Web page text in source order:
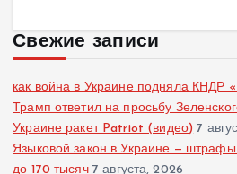
Свежие записи
как война в Украине подняла КНДР
Трамп ответил на просьбу
Украине ракет Patriot (видео) 7
Языковой закон в Украине —
до 170 тысяч 7 августа, 2026